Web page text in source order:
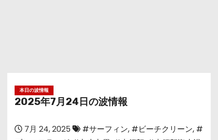
本日の波情報
2025年7月24日の波情報
7月 24, 2025 #サーフィン, #ビーチクリーン, #